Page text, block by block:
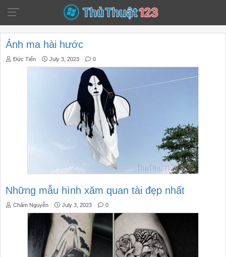
Ảnh ma hài hước
Đức Tiến July 3, 2023 0
Những mẫu hình xăm quan tài đẹp nhất
Chăm Nguyễn July 3, 2023 0